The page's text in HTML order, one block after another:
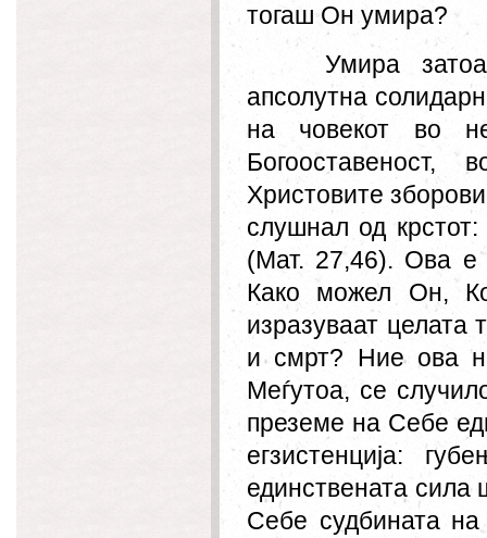
тогаш Он умира?
Умира
апсолутна
на човекот во
Христовите
слушнал од
(Мат. 27,46). Ова е
Како можел Он,
изразуваат целата
и смрт? Ние ова
Меѓутоа, се
преземе на Себе
егзистенција:
единствената сила
Себе судбината